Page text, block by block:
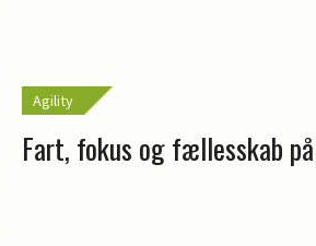
Agility
Fart, fokus og fællesskab